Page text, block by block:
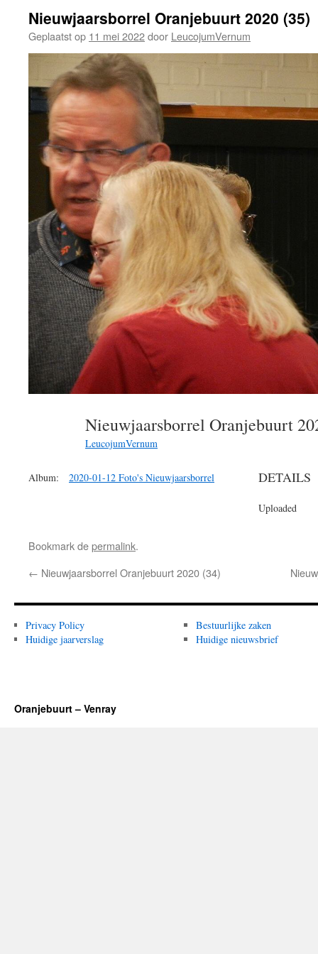
Nieuwjaarsborrel Oranjebuurt 2020 (35)
Geplaatst op 11 mei 2022door LeucojumVernum
Nieuwjaarsborrel Oranjebuurt
LeucojumVernum
Album: 2020-01-12 Foto's Nieuwjaarsborrel DETAILS
Uploaded
Bookmark depermalink.
← Nieuwjaarsborrel Oranjebuurt 2020 (34)
Privacy Policy
Huidige jaarverslag
Bestuurlijke zaken
Huidige nieuwsbrief
Oranjebuurt – Venray